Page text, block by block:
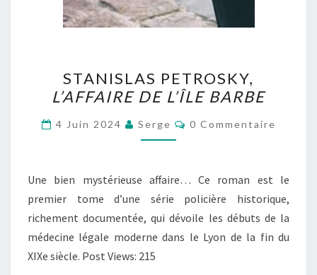
PETROSKY,
L’AFFAIRE
DE
L’ÎLE
STANISLAS PETROSKY,
L’AFFAIRE DE L’ÎLE BARBE
4 Juin 2024 Serge Commentaires
0 Commentaire
Une bien mystérieuse affaire… Ce roman est le
premier tome d’une série policière historique,
richement documentée, qui dévoile les débuts de la
médecine légale moderne dans le Lyon de la fin du
XIXe siècle. Post Views: 215